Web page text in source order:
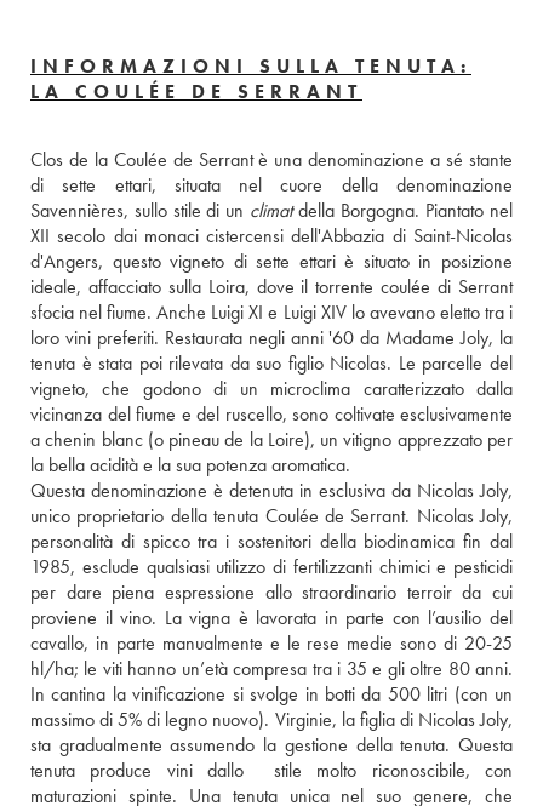
INFORMAZIONI SULLA TENUTA:
LA COULÉE DE SERRANT
Clos de la Coulée de Serrant è una denominazione a sé stante
di sette ettari, situata nel cuore della denominazione
Savennières, sullo stile di un climat della Borgogna. Piantato nel
XII secolo dai monaci cistercensi dell'Abbazia di Saint-Nicolas
d'Angers, questo vigneto di sette ettari è situato in posizione
ideale, affacciato sulla Loira, dove il torrente coulée di Serrant
sfocia nel fiume. Anche Luigi XI e Luigi XIV lo avevano eletto tra i
loro vini preferiti. Restaurata negli anni '60 da Madame Joly, la
tenuta è stata poi rilevata da suo figlio Nicolas. Le parcelle del
vigneto, che godono di un microclima caratterizzato dalla
vicinanza del fiume e del ruscello, sono coltivate esclusivamente
a chenin blanc (o pineau de la Loire), un vitigno apprezzato per
la bella acidità e la sua potenza aromatica.
Questa denominazione è detenuta in esclusiva da Nicolas Joly,
unico proprietario della tenuta Coulée de Serrant. Nicolas Joly,
personalità di spicco tra i sostenitori della biodinamica fin dal
1985, esclude qualsiasi utilizzo di fertilizzanti chimici e pesticidi
per dare piena espressione allo straordinario terroir da cui
proviene il vino. La vigna è lavorata in parte con l’ausilio del
cavallo, in parte manualmente e le rese medie sono di 20-25
hl/ha; le viti hanno un’età compresa tra i 35 e gli oltre 80 anni.
In cantina la vinificazione si svolge in botti da 500 litri (con un
massimo di 5% di legno nuovo). Virginie, la figlia di Nicolas Joly,
sta gradualmente assumendo la gestione della tenuta. Questa
tenuta produce vini dallo  stile molto riconoscibile, con
maturazioni spinte. Una tenuta unica nel suo genere, che